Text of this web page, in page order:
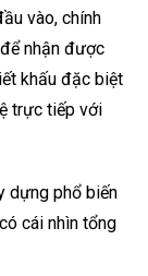
vào, chính
nhận được
khấu đặc biệt
trực tiếp với
dựng phổ biến
cái nhìn tổng